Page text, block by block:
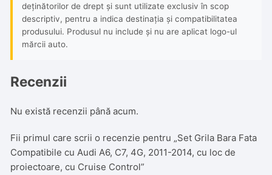
deținătorilor de drept și sunt utilizate exclusiv în scop
descriptiv, pentru a indica destinația și compatibilitatea
produsului. Produsul nu include și nu are aplicat logo-ul
mărcii auto.
Recenzii
Nu există recenzii până acum.
Fii primul care scrii o recenzie pentru „Set Grila Bara Fata
Compatibile cu Audi A6, C7, 4G, 2011-2014, cu loc de
proiectoare, cu Cruise Control”